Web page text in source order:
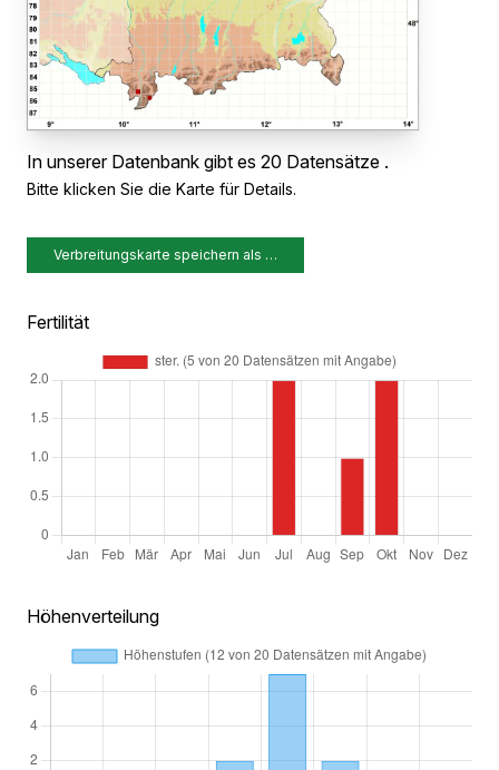
In unserer Datenbank gibt es 20 Datensätze .
Bitte klicken Sie die Karte für Details.
Verbreitungskarte speichern als …
Fertilität
Höhenverteilung